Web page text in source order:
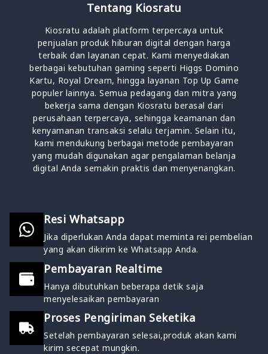
Tentang Kiosratu
Kiosratu adalah platform terpercaya untuk
penjualan produk hiburan digital dengan harga
terbaik dan layanan cepat. Kami menyediakan
berbagai kebutuhan gaming seperti Higgs Domino
Kartu, Royal Dream, hingga layanan Top Up Game
populer lainnya. Semua pedagang dan mitra yang
bekerja sama dengan Kiosratu berasal dari
perusahaan terpercaya, sehingga keamanan dan
kenyamanan transaksi selalu terjamin. Selain itu,
kami mendukung berbagai metode pembayaran
yang mudah digunakan agar pengalaman belanja
digital Anda semakin praktis dan menyenangkan.
Resi Whatsapp
Jika diperlukan Anda dapat meminta rei pembelian
yang akan dikirim ke Whatsapp Anda.
Pembayaran Realtime
Hanya dibutuhkan beberapa detik saja
menyelesaikan pembayaran
Proses Pengiriman Seketika
Setelah pembayaran selesai,produk akan kami
kirim secepat mungkin.